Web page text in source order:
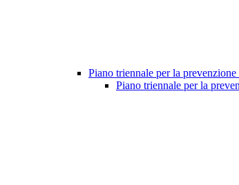
Piano triennale per la
Piano triennale per la